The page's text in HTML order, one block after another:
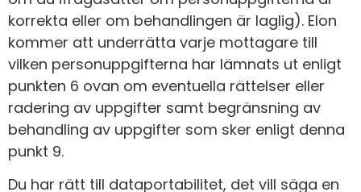
korrekta eller om behandlingen är laglig). Elon
kommer att underrätta varje mottagare till
vilken personuppgifterna har lämnats ut enligt
punkten 6 ovan om eventuella rättelser eller
radering av uppgifter samt begränsning av
behandling av uppgifter som sker enligt denna
punkt 9.
Du har rätt till dataportabilitet, det vill säga en